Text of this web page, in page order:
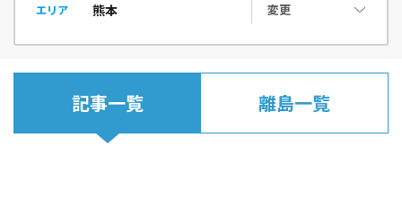
エリア 変更
記事一覧 離島一覧